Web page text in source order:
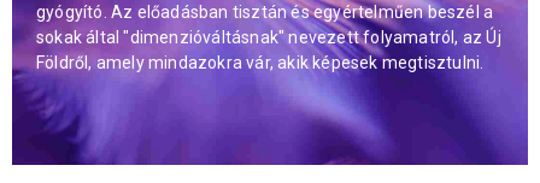
gyógyító. Az előadásban tisztán és egyértelműen beszél a
sokak által "dimenzióváltásnak" nevezett folyamatról, az Új
Földről, amely mindazokra vár, akik képesek megtisztulni.